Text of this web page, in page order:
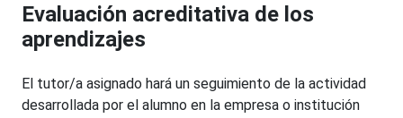
Evaluación acreditativa de los
aprendizajes
El tutor/a asignado hará un seguimiento de la actividad
desarrollada por el alumno en la empresa o institución